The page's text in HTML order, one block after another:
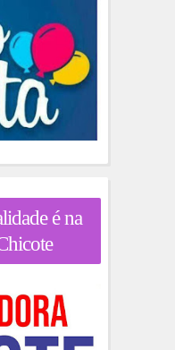
é na